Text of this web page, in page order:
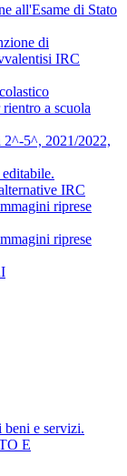
all'Esame di Stato
di
IRC
a scuola
2^-5^, 2021/2022,
IRC
riprese
riprese
beni e servizi.
E